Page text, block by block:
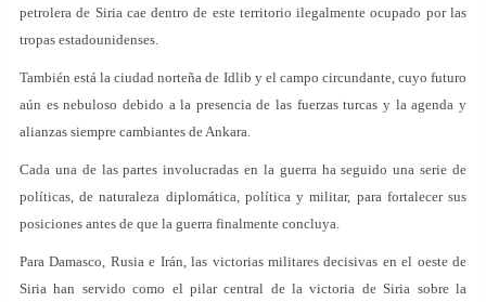
petrolera de Siria cae dentro de este territorio ilegalmente ocupado por las
tropas estadounidenses.
También está la ciudad norteña de Idlib y el campo circundante, cuyo futuro
aún es nebuloso debido a la presencia de las fuerzas turcas y la agenda y
alianzas siempre cambiantes de Ankara.
Cada una de las partes involucradas en la guerra ha seguido una serie de
políticas, de naturaleza diplomática, política y militar, para fortalecer sus
posiciones antes de que la guerra finalmente concluya.
Para Damasco, Rusia e Irán, las victorias militares decisivas en el oeste de
Siria han servido como el pilar central de la victoria de Siria sobre la